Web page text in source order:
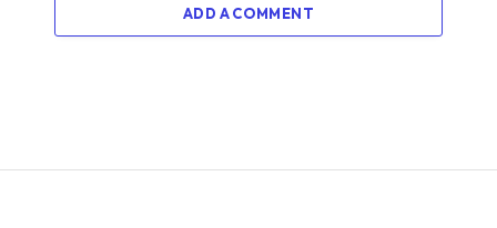
ADD A COMMENT